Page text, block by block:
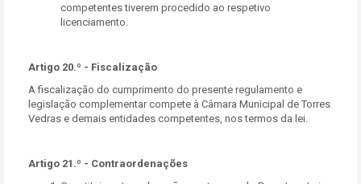
competentes tiverem procedido ao respetivo
licenciamento.
Artigo 20.º - Fiscalização
A fiscalização do cumprimento do presente regulamento e
legislação complementar compete à Câmara Municipal de Torres
Vedras e demais entidades competentes, nos termos da lei.
Artigo 21.º - Contraordenações